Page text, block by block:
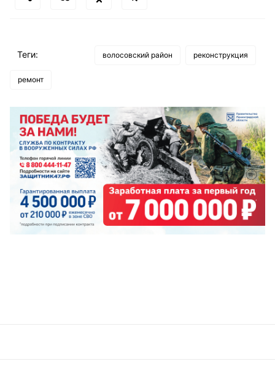
Теги: волосовский район реконструкция
ремонт